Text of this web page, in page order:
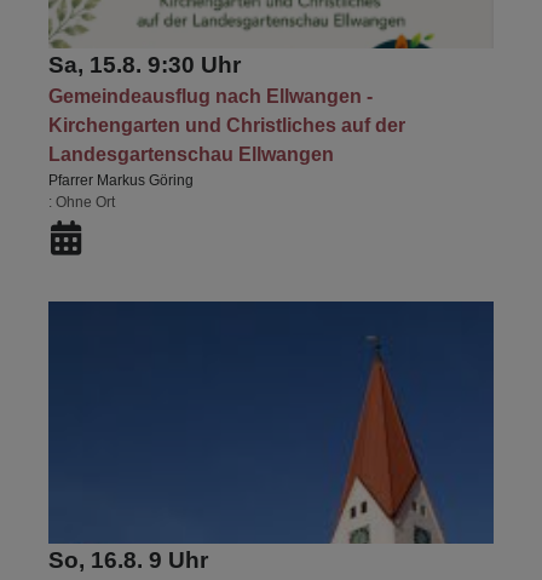
Sa, 15.8. 9:30 Uhr
Gemeindeausflug nach Ellwangen -
Kirchengarten und Christliches auf der
Landesgartenschau Ellwangen
Pfarrer Markus Göring
Ohne Ort
So, 16.8. 9 Uhr